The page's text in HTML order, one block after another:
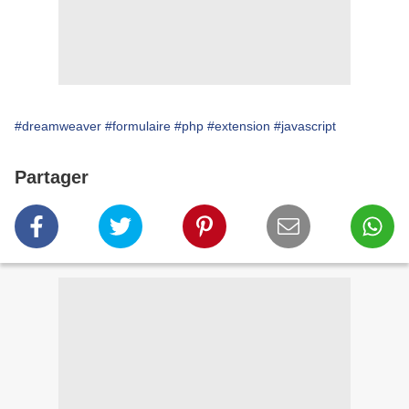
#dreamweaver #formulaire #php #extension #javascript
Partager